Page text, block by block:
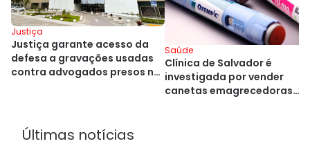
Justiça
Justiça garante acesso da
defesa a gravações usadas
contra advogados presos na
Saúde
Clínica de Salvador é
investigada por vender
canetas emagrecedoras
Últimas notícias